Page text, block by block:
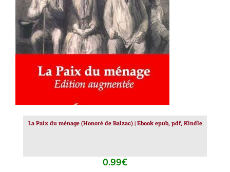
AJOUTER AU PANIER / DÉTAILS
La Paix du ménage (Honoré de Balzac) | Ebook epub, pdf, Kindle
0.99€